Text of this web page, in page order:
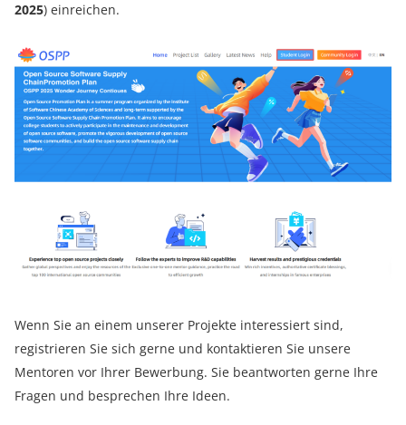
2025) einreichen.
Wenn Sie an einem unserer Projekte interessiert sind,
registrieren Sie sich gerne und kontaktieren Sie unsere
Mentoren vor Ihrer Bewerbung. Sie beantworten gerne Ihre
Fragen und besprechen Ihre Ideen.